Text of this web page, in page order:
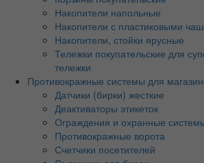
Накопители напольные
Накопители с пластиковыми
Накопители, стойки ярусные
Тележки покупательские для
тележки
Противокражные системы для
Датчики (бирки) жесткие
Деактиваторы этикеток
Ограждения и охранные
Противокражные ворота
Счетчики посетителей